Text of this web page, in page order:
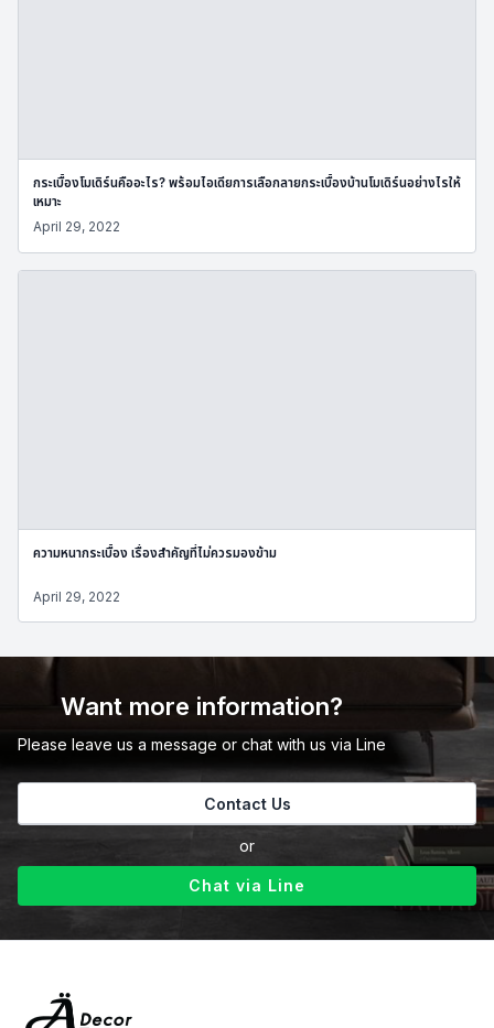
กระเบื้องโมเดิร์นคืออะไร? พร้อมไอเดียการเลือกลายกระเบื้องบ้านโมเดิร์นอย่างไรให้
เหมาะ
April 29, 2022
ความหนากระเบื้อง เรื่องสำคัญที่ไม่ควรมองข้าม
April 29, 2022
Want more information?
Please leave us a message or chat with us via Line
Contact Us
or
Chat via Line